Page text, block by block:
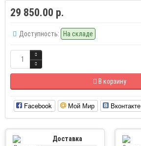
29 850.00 р.
Доступность: На складе
В корзину
Facebook Мой Мир Вконтакте
Доставка